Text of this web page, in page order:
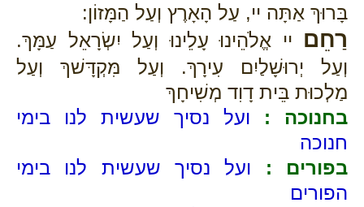
בָּרוּךְ אַתָּה יי, עַל הָאָרֶץ וְעַל הַמָּזוֹן:
רַחֵם יי אֱלֹהֵינוּ עָלֵינוּ וְעַל יִשְׂרָאֵל עַמָּךְ.
וְעַל יְרוּשָׁלַיִם עִירָךְ. וְעַל מִּקְדָּשׁךְ וְעַל
מַלְכוּת בֵּית דָוִד מְשִׁיחָךְ
בחנוכה : ועל נסיך שעשית לנו בימי
חנוכה
בפורים : ועל נסיך שעשית לנו בימי
הפורים